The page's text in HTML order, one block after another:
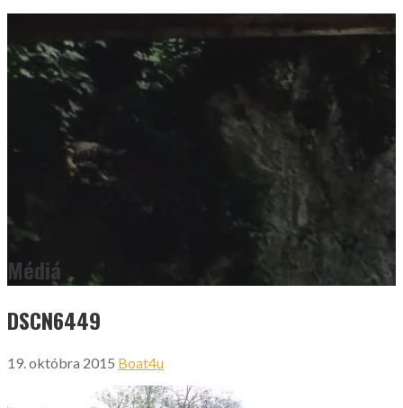
Médiá
DSCN6449
19. októbra 2015 Boat4u